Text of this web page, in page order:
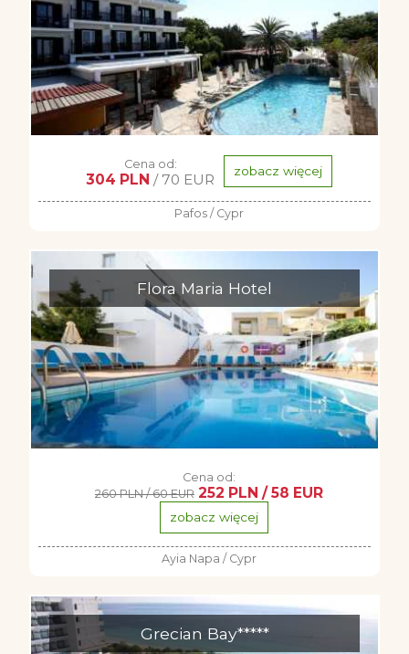
Cena od:
304 PLN / 70 EUR zobacz więcej
Pafos / Cypr
Flora Maria Hotel
Cena od:
260 PLN / 60 EUR 252 PLN / 58 EUR
zobacz więcej
Ayia Napa / Cypr
Grecian Bay*****